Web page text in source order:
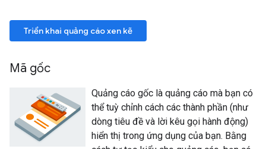
Triển khai quảng cáo xen kẽ
Mã gốc
Quảng cáo gốc là quảng cáo mà bạn có
thể tuỳ chỉnh cách các thành phần (như
dòng tiêu đề và lời kêu gọi hành động)
hiển thị trong ứng dụng của bạn. Bằng